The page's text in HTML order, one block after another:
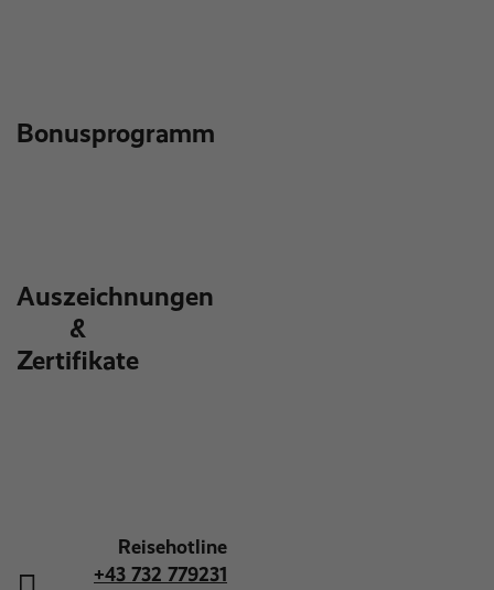
Bonusprogramm
Auszeichnungen
&
Zertifikate
Reisehotline
+43 732 779231